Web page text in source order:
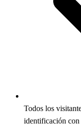
Todos los
identificación